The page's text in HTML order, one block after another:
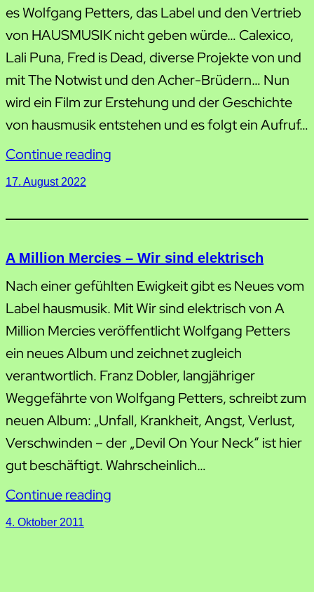
es Wolfgang Petters, das Label und den Vertrieb
von HAUSMUSIK nicht geben würde… Calexico,
Lali Puna, Fred is Dead, diverse Projekte von und
mit The Notwist und den Acher-Brüdern… Nun
wird ein Film zur Erstehung und der Geschichte
von hausmusik entstehen und es folgt ein Aufruf…
Continue reading
17. August 2022
A Million Mercies – Wir sind elektrisch
Nach einer gefühlten Ewigkeit gibt es Neues vom
Label hausmusik. Mit Wir sind elektrisch von A
Million Mercies veröffentlicht Wolfgang Petters
ein neues Album und zeichnet zugleich
verantwortlich. Franz Dobler, langjähriger
Weggefährte von Wolfgang Petters, schreibt zum
neuen Album: „Unfall, Krankheit, Angst, Verlust,
Verschwinden – der „Devil On Your Neck“ ist hier
gut beschäftigt. Wahrscheinlich…
Continue reading
4. Oktober 2011